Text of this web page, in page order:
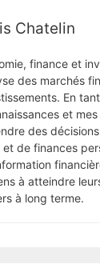
Chatelin
finance et
des marchés
En
et
des
de finances
à atteindre
à long terme.